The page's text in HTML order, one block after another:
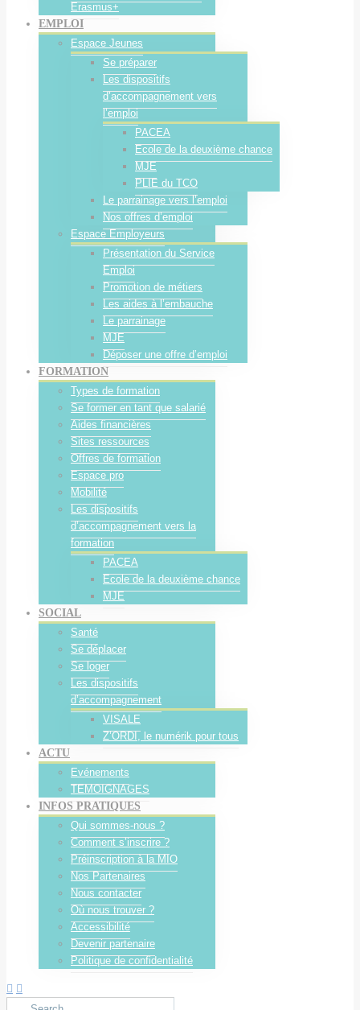
Erasmus+
EMPLOI
Espace Jeunes
Se préparer
Les dispositifs
d’accompagnement vers
l’emploi
PACEA
Ecole de la deuxième chance
MJE
PLIE du TCO
Le parrainage vers l’emploi
Nos offres d’emploi
Espace Employeurs
Présentation du Service
Emploi
Promotion de métiers
Les aides à l’embauche
Le parrainage
MJE
Déposer une offre d’emploi
FORMATION
Types de formation
Se former en tant que salarié
Aides financières
Sites ressources
Offres de formation
Espace pro
Mobilité
Les dispositifs
d’accompagnement vers la
formation
PACEA
Ecole de la deuxième chance
MJE
SOCIAL
Santé
Se déplacer
Se loger
Les dispositifs
d’accompagnement
VISALE
Z’ORDI, le numérik pour tous
ACTU
Evénements
TEMOIGNAGES
INFOS PRATIQUES
Qui sommes-nous ?
Comment s’inscrire ?
Préinscription à la MIO
Nos Partenaires
Nous contacter
Où nous trouver ?
Accessibilité
Devenir partenaire
Politique de confidentialité
Search